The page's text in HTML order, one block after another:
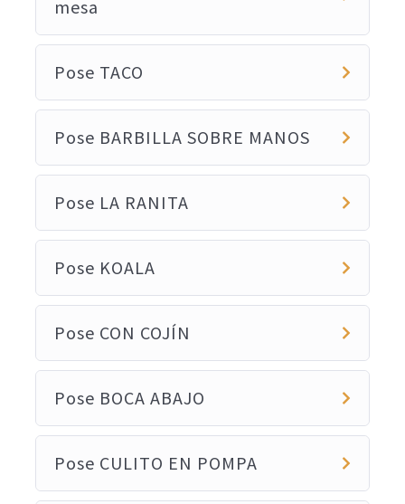
mesa
Pose TACO
Pose BARBILLA SOBRE MANOS
Pose LA RANITA
Pose KOALA
Pose CON COJÍN
Pose BOCA ABAJO
Pose CULITO EN POMPA